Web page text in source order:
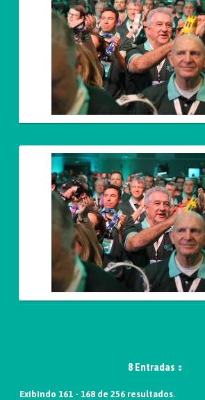
8 Entradas
Exibindo 161 - 168 de 256 resultados.